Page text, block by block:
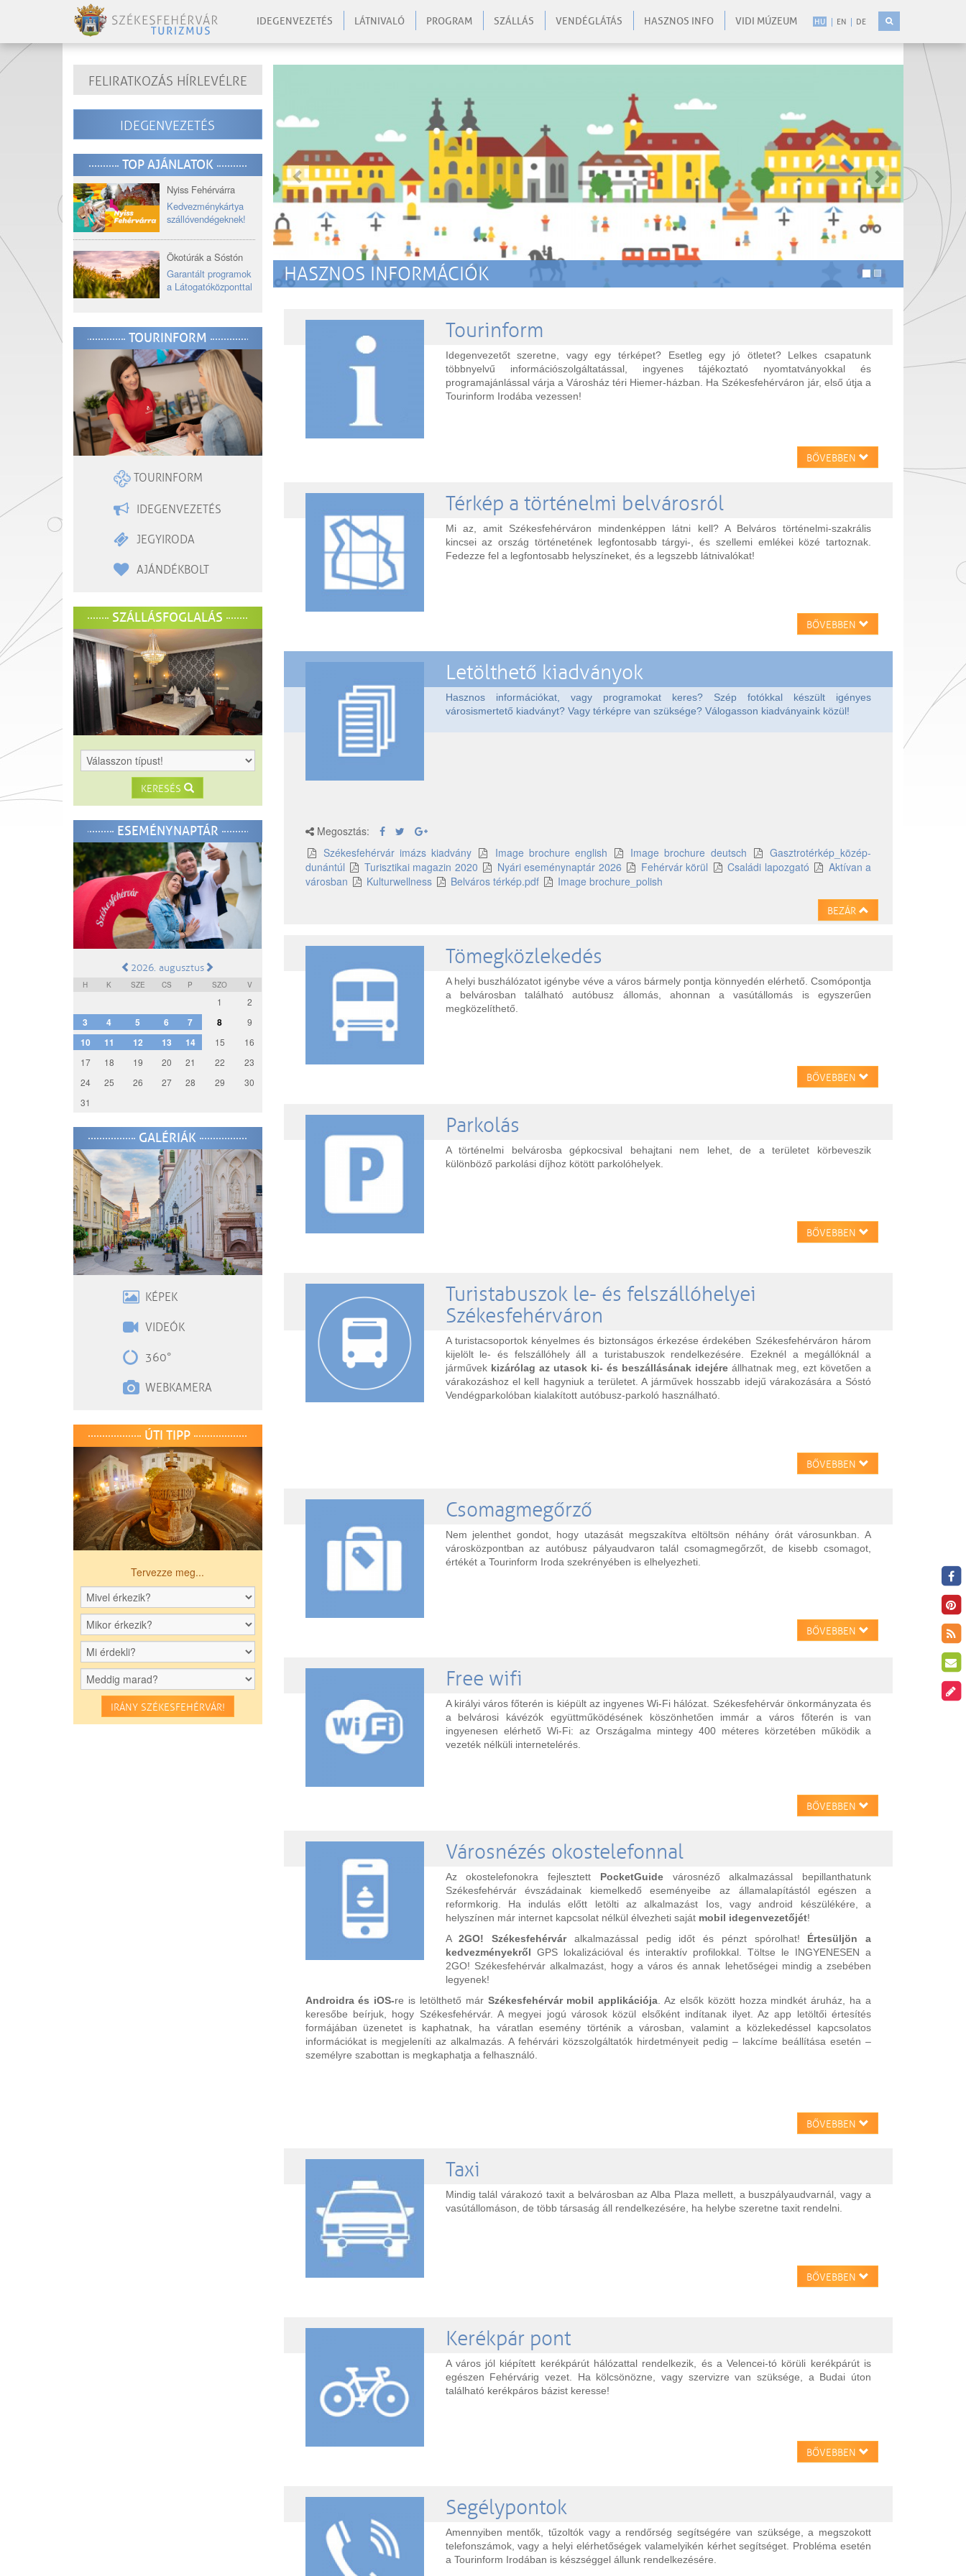
HU EN DE
IDEGENVEZETÉS LÁTNIVALÓ PROGRAM SZÁLLÁS VENDÉGLÁTÁS HASZNOS INFO VIDI MÚZEUM
HASZNOS INFORMÁCIÓK
elozo
-
kovetkezo
-
-
Tourinform
Idegenvezetőt szeretne, vagy egy térképet? Esetleg egy jó ötletet? Lelkes csapatunk
többnyelvű információszolgáltatással, ingyenes tájékoztató nyomtatványokkal és
programajánlással várja a Városház téri Hiemer-házban. Ha Székesfehérváron jár, első útja a
Tourinform Irodába vezessen!
BŐVEBBEN
Térkép a történelmi belvárosról
Mi az, amit Székesfehérváron mindenképpen látni kell? A Belváros történelmi-szakrális
kincsei az ország történetének legfontosabb tárgyi-, és szellemi emlékei közé tartoznak.
Fedezze fel a legfontosabb helyszíneket, és a legszebb látnivalókat!
BŐVEBBEN
Letölthető kiadványok
Hasznos információkat, vagy programokat keres? Szép fotókkal készült igényes
városismertető kiadványt? Vagy térképre van szüksége? Válogasson kiadványaink közül!
Megosztás:
Székesfehérvár imázs kiadvány
Image brochure english Image brochure deutsch
Gasztrotérkép_közép-
dunántúl
Turisztikai magazin 2020 Nyári eseménynaptár 2026 Fehérvár körül Családi lapozgató
Aktívan a
városban
Kulturwellness Belváros térkép.pdf Image brochure_polish
BEZÁR
Tömegközlekedés
A helyi buszhálózatot igénybe véve a város bármely pontja könnyedén elérhető. Csomópontja
a belvárosban található autóbusz állomás, ahonnan a vasútállomás is egyszerűen
megközelíthető.
BŐVEBBEN
Parkolás
A történelmi belvárosba gépkocsival behajtani nem lehet, de a területet körbeveszik
különböző parkolási díjhoz kötött parkolóhelyek.
BŐVEBBEN
Turistabuszok le- és felszállóhelyei
Székesfehérváron
A turistacsoportok kényelmes és biztonságos érkezése érdekében Székesfehérváron három
kijelölt le- és felszállóhely áll a turistabuszok rendelkezésére. Ezeknél a megállóknál a
járművek kizárólag az utasok ki- és beszállásának idejéreállhatnak meg, ezt követően a
várakozáshoz el kell hagyniuk a területet. A járművek hosszabb idejű várakozására a Sóstó
Vendégparkolóban kialakított autóbusz-parkoló használható.
BŐVEBBEN
Csomagmegőrző
Nem jelenthet gondot, hogy utazását megszakítva eltöltsön néhány órát városunkban. A
városközpontban az autóbusz pályaudvaron talál csomagmegőrzőt, de kisebb csomagot,
értékét a Tourinform Iroda szekrényében is elhelyezheti.
BŐVEBBEN
Free wifi
A királyi város főterén is kiépült az ingyenes Wi-Fi hálózat. Székesfehérvár önkormányzata és
a belvárosi kávézók együttműködésének köszönhetően immár a város főterén is van
ingyenesen elérhető Wi-Fi: az Országalma mintegy 400 méteres körzetében működik a
vezeték nélküli internetelérés.
BŐVEBBEN
Városnézés okostelefonnal
Az okostelefonokra fejlesztett PocketGuidevárosnéző alkalmazással bepillanthatunk
Székesfehérvár évszádainak kiemelkedő eseményeibe az államalapítástól egészen a
reformkorig. Ha indulás előtt letölti az alkalmazást Ios, vagy android készülékére, a
helyszínen már internet kapcsolat nélkül élvezheti saját mobil idegenvezetőjét!
A2GO! Székesfehérváralkalmazással pedig időt és pénzt spórolhat! Értesüljön a
kedvezményekről GPS lokalizációval és interaktív profilokkal. Töltse le INGYENESEN a
2GO! Székesfehérvár alkalmazást, hogy a város és annak lehetőségei mindig a zsebében
legyenek!
Androidra és iOS-re is letölthető már Székesfehérvár mobil applikációja . Az elsők között hozza mindkét áruház, ha a
keresőbe beírjuk, hogy Székesfehérvár. A megyei jogú városok közül elsőként indítanak ilyet. Az app letöltői értesítés
formájában üzenetet is kaphatnak, ha váratlan esemény történik a városban, valamint a közlekedéssel kapcsolatos
információkat is megjeleníti az alkalmazás. A fehérvári közszolgáltatók hirdetményeit pedig – lakcíme beállítása esetén –
személyre szabottan is megkaphatja a felhasználó.
BŐVEBBEN
Taxi
Mindig talál várakozó taxit a belvárosban az Alba Plaza mellett, a buszpályaudvarnál, vagy a
vasútállomáson, de több társaság áll rendelkezésére, ha helybe szeretne taxit rendelni.
BŐVEBBEN
Kerékpár pont
A város jól kiépített kerékpárút hálózattal rendelkezik, és a Velencei-tó körüli kerékpárút is
egészen Fehérvárig vezet. Ha kölcsönözne, vagy szervizre van szüksége, a Budai úton
található kerékpáros bázist keresse!
BŐVEBBEN
Segélypontok
Amennyiben mentők, tűzoltók vagy a rendőrség segítségére van szüksége, a megszokott
telefonszámok, vagy a helyi elérhetőségek valamelyikén kérhet segítséget. Probléma esetén
a Tourinform Irodában is készséggel állunk rendelkezésére.
FELIRATKOZÁS HÍRLEVÉLRE
IDEGENVEZETÉS
TOP AJÁNLATOK
Nyiss Fehérvárra
Kedvezménykártya
szállóvendégeknek!
Ökotúrák a Sóstón
Garantált programok
a Látogatóközponttal
TOURINFORM
TOURINFORM
IDEGENVEZETÉS
JEGYIRODA
AJÁNDÉKBOLT
SZÁLLÁSFOGLALÁS
KERESÉS
ESEMÉNYNAPTÁR
2026. augusztus
H K SZE CS P SZO V
1 2
3 4 5 6 7 8 9
10 11 12 13 14 15
16
17
18 19 20 21 22
23
24
25 26 27 28 29
30
31
GALÉRIÁK
KÉPEK
VIDEÓK
360°
WEBKAMERA
ÚTI TIPP
Tervezze meg...
IRÁNY SZÉKESFEHÉRVÁR!